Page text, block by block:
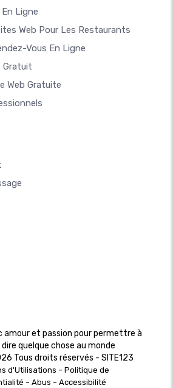
Ligne
Web Pour Les Restaurants
Vous En Ligne
Gratuit
Web Gratuite
amour et passion pour permettre à
quelque chose au monde
Tous droits réservés - SITE123
d'Utilisations - Politique de
- Abus - Accessibilité